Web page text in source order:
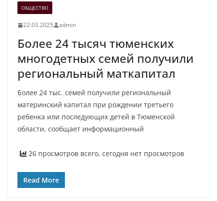
ОБЩЕСТВО
22.03.2025 admin
Более 24 тысяч тюменских
многодетных семей получили
региональный маткапитал
Более 24 тыс. семей получили региональный
материнский капитал при рождении третьего
ребенка или последующих детей в Тюменской
области, сообщает информационный
26 просмотров всего, сегодня нет просмотров
Read More